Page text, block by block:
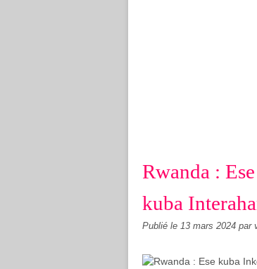
Rwanda :
kuba
Publié le 13 mars 2024 par